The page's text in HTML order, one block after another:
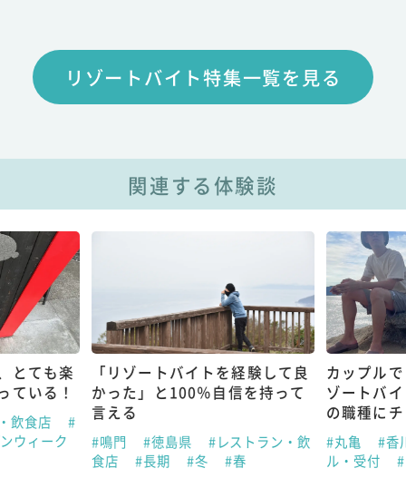
リゾートバイト特集一覧を見る
関連する体験談
とても楽
ている！
飲食店
#
ウィーク
「リゾートバイトを経験して良
かった」と100％自信を持って
言える
#鳴門 #徳島県
#レストラン・飲
食店
#長期 #冬 #春
カップル
ゾートバ
の職種に
#丸亀
#香
ル・受付